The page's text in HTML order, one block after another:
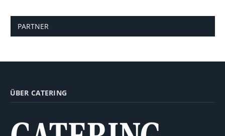
PARTNER
ÜBER CATERING